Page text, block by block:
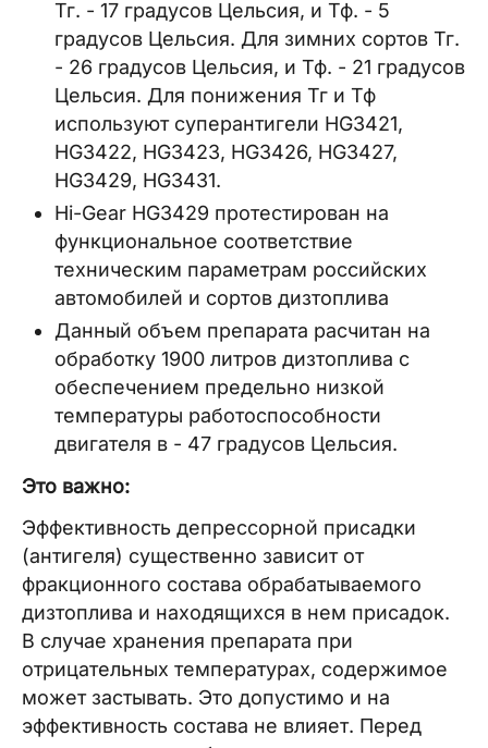
Тг. - 17 градусов Цельсия, и Тф. - 5
градусов Цельсия. Для зимних сортов Тг.
- 26 градусов Цельсия, и Тф. - 21 градусов
Цельсия. Для понижения Тг и Тф
используют суперантигели HG3421,
HG3422, HG3423, HG3426, HG3427,
HG3429, HG3431.
Hi-Gear HG3429 протестирован на
функциональное соответствие
техническим параметрам российских
автомобилей и сортов дизтоплива
Данный объем препарата расчитан на
обработку 1900 литров дизтоплива с
обеспечением предельно низкой
температуры работоспособности
двигателя в - 47 градусов Цельсия.
Это важно:
Эффективность депрессорной присадки
(антигеля) существенно зависит от
фракционного состава обрабатываемого
дизтоплива и находящихся в нем присадок.
В случае хранения препарата при
отрицательных температурах, содержимое
может застывать. Это допустимо и на
эффективность состава не влияет. Перед